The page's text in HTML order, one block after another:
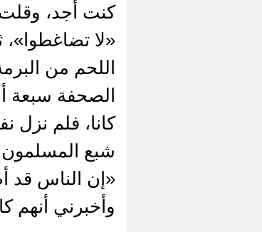
كنت أجد،
«لا تضاغطوا»،
اللحم من
الصحفة سبعة
كانا، فلم نزل
شبع المسلمون
«إن الناس قد
وأخبرني أنهم